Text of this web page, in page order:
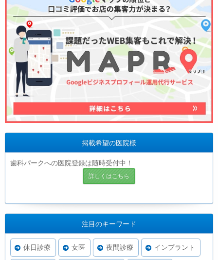
掲載希望の医院様
歯科パークへの医院登録は随時受付中！
詳しくはこちら
注目のキーワード
休日診療 女医 夜間診療 インプラント